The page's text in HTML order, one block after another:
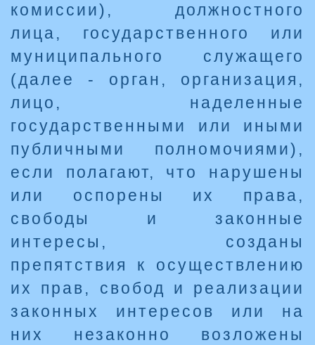
комиссии), должностного
лица, государственного или
муниципального служащего
(далее - орган, организация,
лицо, наделенные
государственными или иными
публичными полномочиями),
если полагают, что нарушены
или оспорены их права,
свободы и законные
интересы, созданы
препятствия к осуществлению
их прав, свобод и реализации
законных интересов или на
них незаконно возложены